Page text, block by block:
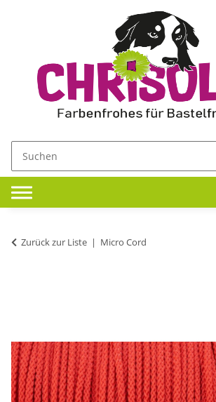
Zurück zur Liste Micro Cord